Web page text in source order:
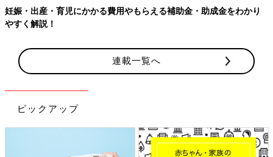
妊娠・出産・育児にかかる費用やもらえる補助金・助成金をわかり
やすく解説！
連載一覧へ
ピックアップ